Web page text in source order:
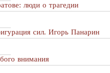
люди о трагедии
сил. Игорь Панарин
внимания